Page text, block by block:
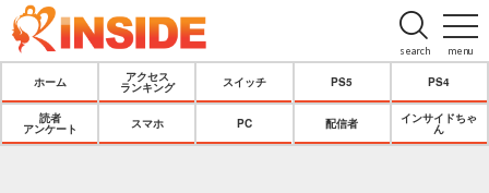
menu
search
ホーム
アクセス
ランキング
スイッチ PS5 PS4
読者
アンケート
スマホ PC 配信者
インサイドちゃ
ん